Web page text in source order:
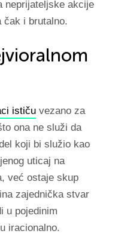
neprijateljske akcije
čak i brutalno.
ističuvezano za
ona ne služi da
koji bi služio kao
uticaj na
već ostaje skup
zajednička stvar
u pojedinim
iracionalno.